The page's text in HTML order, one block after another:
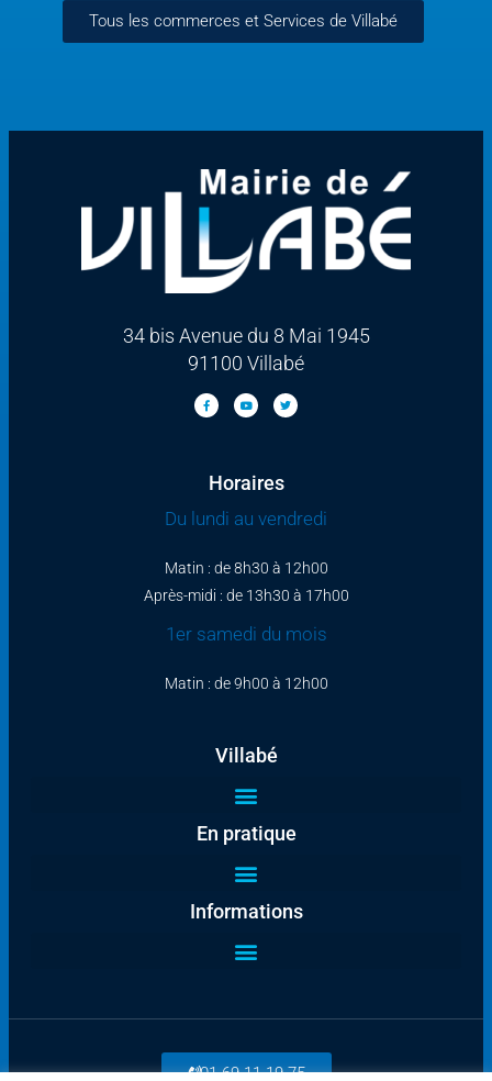
Tous les commerces et Services de Villabé
34 bis Avenue du 8 Mai 1945
91100 Villabé
Horaires
Du lundi au vendredi
Matin : de 8h30 à 12h00
Après-midi : de 13h30 à 17h00
1er samedi du mois
Matin : de 9h00 à 12h00
Villabé
En pratique
Informations
01 69 11 19 75